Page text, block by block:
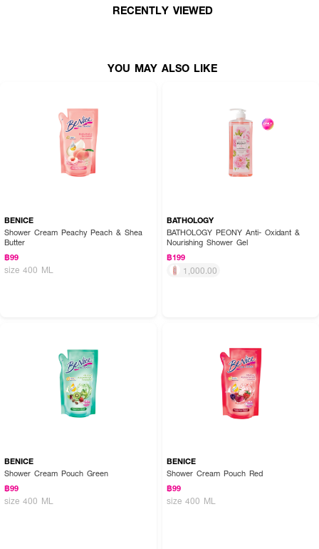
3.ปรับระดับน้ำในอ่างอาบน้ำตามความต้องการ เพื่อลงแช่ตัว
RECENTLY VIEWED
YOU MAY ALSO LIKE
BENICE
Shower Cream Peachy Peach & Shea
Butter
฿99
size 400 ML
BATHOLOGY
BATHOLOGY PEONY Anti- Oxidant &
Nourishing Shower Gel
฿199
1,000.00
BENICE
Shower Cream Pouch Green
฿99
size 400 ML
BENICE
Shower Cream Pouch Red
฿99
size 400 ML